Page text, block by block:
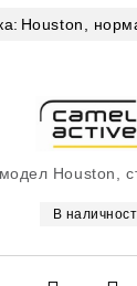
Houston,
В наличност
Houston,